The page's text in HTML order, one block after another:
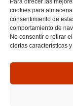
Para ofrecer las
cookies para
consentimiento de
comportamiento de
No consentir o retirar
ciertas características